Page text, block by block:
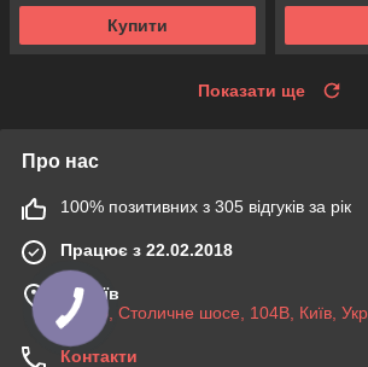
Купити
Показати ще
Про нас
100% позитивних з 305 відгуків за рік
Працює з 22.02.2018
м. Київ
03045, Столичне шосе, 104B, Київ,
Контакти